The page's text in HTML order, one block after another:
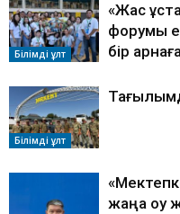
Білімді ұлт
«Жас
форумы
бір
Білімді ұлт
жаңа оқу